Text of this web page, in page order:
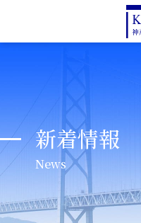
新着情報
News